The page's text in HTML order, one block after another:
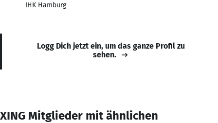
IHK Hamburg
Logg Dich jetzt ein, um das ganze Profil zu
sehen.
XING Mitglieder mit ähnlichen